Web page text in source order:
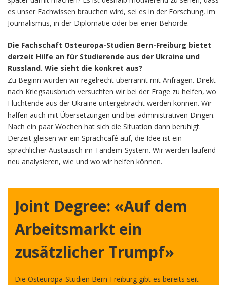
es unser Fachwissen brauchen wird, sei es in der Forschung, im
Journalismus, in der Diplomatie oder bei einer Behörde.
Die Fachschaft Osteuropa-Studien Bern-Freiburg bietet
derzeit Hilfe an für Studierende aus der Ukraine und
Russland. Wie sieht die konkret aus?
Zu Beginn wurden wir regelrecht überrannt mit Anfragen. Direkt
nach Kriegsausbruch versuchten wir bei der Frage zu helfen, wo
Flüchtende aus der Ukraine untergebracht werden können. Wir
halfen auch mit Übersetzungen und bei administrativen Dingen.
Nach ein paar Wochen hat sich die Situation dann beruhigt.
Derzeit gleisen wir ein Sprachcafé auf, die Idee ist ein
sprachlicher Austausch im Tandem-System. Wir werden laufend
neu analysieren, wie und wo wir helfen können.
Joint Degree: «Auf dem
Arbeitsmarkt ein
zusätzlicher Trumpf»
Die Osteuropa-Studien Bern-Freiburg gibt es bereits seit